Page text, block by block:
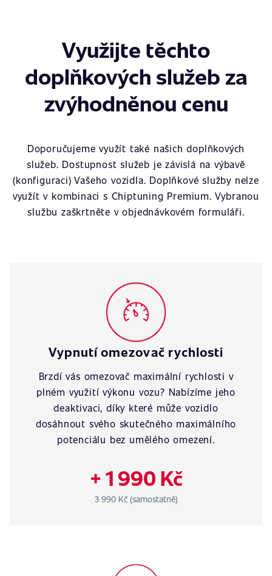
Využijte těchto
doplňkových služeb za
zvýhodněnou cenu
Doporučujeme využít také našich doplňkových
služeb. Dostupnost služeb je závislá na výbavě
(konfiguraci) Vašeho vozidla. Doplňkové služby nelze
využít v kombinaci s Chiptuning Premium. Vybranou
službu zaškrtněte v objednávkovém formuláři.
Vypnutí omezovač rychlosti
Brzdí vás omezovač maximální rychlosti v
plném využití výkonu vozu? Nabízíme jeho
deaktivaci, díky které může vozidlo
dosáhnout svého skutečného maximálního
potenciálu bez umělého omezení.
+ 1 990 Kč
3 990 Kč (samostatně)